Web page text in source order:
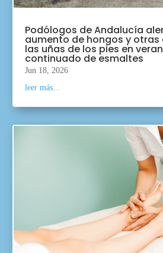
Podólogos de Andalucía
aumento de hongos y otras
las uñas de los pies en
continuado de esmaltes
Jun 18, 2026
leer más...